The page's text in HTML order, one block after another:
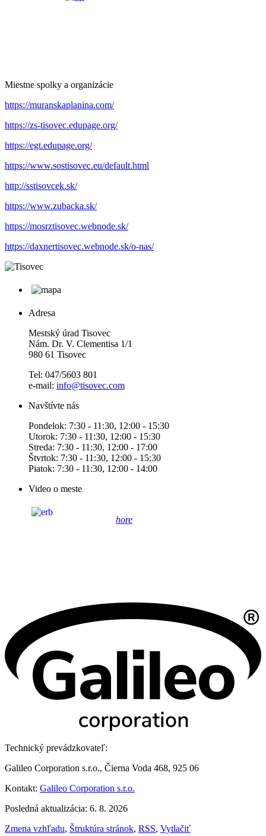
Miestne spolky a organizácie
https://muranskaplanina.com/
https://zs-tisovec.edupage.org/
https://egt.edupage.org/
https://www.sostisovec.eu/default.html
http://sstisovcek.sk/
https://www.zubacka.sk/
https://mosrztisovec.webnode.sk/
https://daxnertisovec.webnode.sk/o-nas/
Adresa
Mestský úrad Tisovec
Nám. Dr. V. Clementisa 1/1
980 61 Tisovec
Tel: 047/5603 801
e-mail: info@tisovec.com
Navštívte nás
Pondelok: 7:30 - 11:30, 12:00 - 15:30
Utorok: 7:30 - 11:30, 12:00 - 15:30
Streda: 7:30 - 11:30, 12:00 - 17:00
Štvrtok: 7:30 - 11:30, 12:00 - 15:30
Piatok: 7:30 - 11:30, 12:00 - 14:00
Video o meste
hore
Technický prevádzkovateľ:
Galileo Corporation s.r.o., Čierna Voda 468, 925 06
Kontakt: Galileo Corporation s.r.o.
Posledná aktualizácia: 6. 8. 2026
Zmena vzhľadu, Štruktúra stránok, RSS, Vytlačiť